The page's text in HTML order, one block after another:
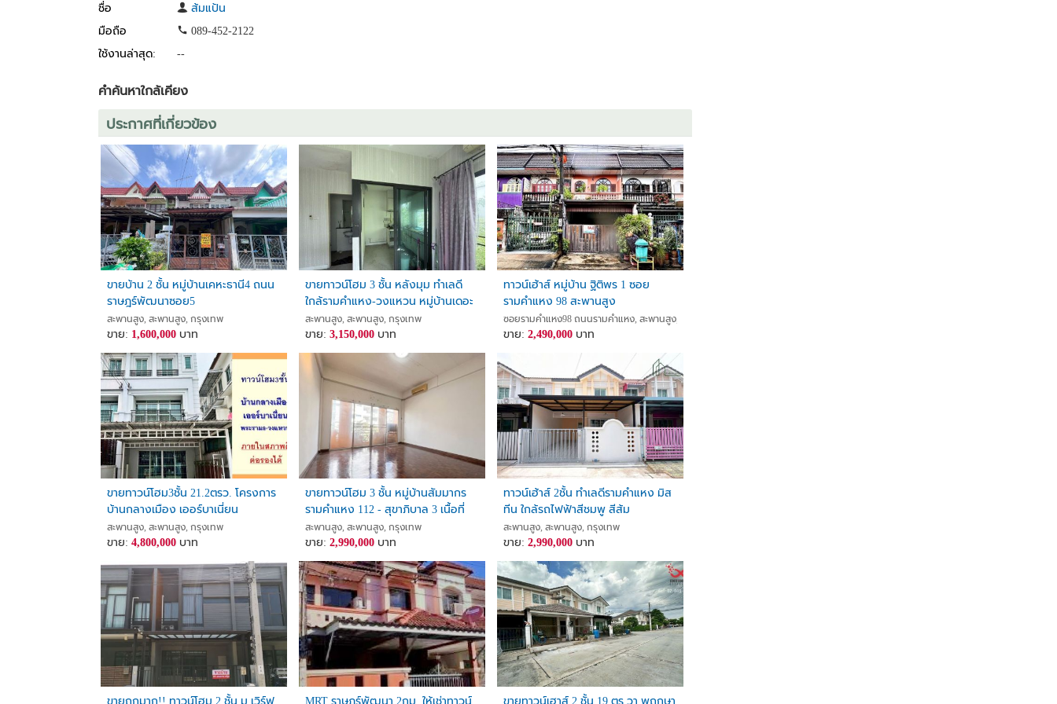
ชื่อ
ส้มแป้น
มือถือ
089-452-2122
ใช้งานล่าสุด:
--
คำค้นหาใกล้เคียง
ประกาศที่เกี่ยวข้อง
ขายบ้าน 2 ชั้น หมู่บ้านเคหะธานี4 ถนน
ราษฎร์พัฒนาซอย5
สะพานสูง, สะพานสูง, กรุงเทพ
ขาย: 1,600,000บาท
ขายทาวน์โฮม 3 ชั้น หลังมุม ทำเลดี
ใกล้รามคำแหง-วงแหวน หมู่บ้านเดอะ
เมโทร (The Metro) ราษฎร์พัฒนา 15
(รหัสทรัพย์ 202564
สะพานสูง, สะพานสูง, กรุงเทพ
ขาย:3,150,000 บาท
ทาวน์เฮ้าส์ หมู่บ้าน ฐิติพร 1 ซอย
รามคำแหง 98 สะพานสูง
ซอยรามคำแหง98 ถนนรามคำแหง, สะพานสูง, สะพานสูง, กรุงเทพ
ขาย:2,490,000 บาท
ขายทาวน์โฮม3ชั้น 21.2ตรว. โครงการ
บ้านกลางเมือง เออร์บาเนี่ยน
พระราม9-วงแหวน สภาพดี ต่อรองได้
สะพานสูง, สะพานสูง, กรุงเทพ
ขาย: 4,800,000บาท
ขายทาวน์โฮม 3 ชั้น หมู่บ้านสัมมากร
รามคำแหง 112 - สุขาภิบาล 3 เนื้อที่
22.5 ตารางวา 3 ห้องนอน แขวง
สะพาน เขตสะพานสูง
กรุงเทพมหานคร
สะพานสูง, สะพานสูง, กรุงเทพ
ขาย:2,990,000 บาท
ทาวน์เฮ้าส์ 2ชั้น ทำเลดีรามคำแหง มิส
ทีน ใกล้รถไฟฟ้าสีชมพู สีส้ม
สะพานสูง, สะพานสูง, กรุงเทพ
ขาย:2,990,000 บาท
ขายถูกมาก!! ทาวน์โฮม 2 ชั้น ม.เวิร์ฟ MRT ราษฎร์พัฒนา 2กม. ให้เช่าทาวน์ ขายทาวน์เฮาส์ 2 ชั้น 19 ตร.วา พฤกษา